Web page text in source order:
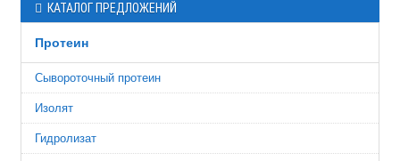
КАТАЛОГ ПРЕДЛОЖЕНИЙ
Протеин
Сывороточный протеин
Изолят
Гидролизат